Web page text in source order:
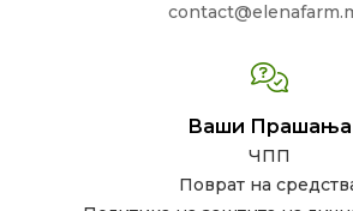
Ваши Прашања
ЧПП
Поврат на